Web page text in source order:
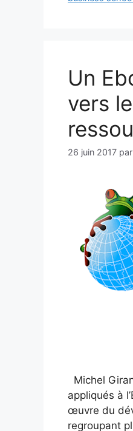
Un
vers
26 juin 2017 par
Michel
appliqués à
œuvre du
regroupant